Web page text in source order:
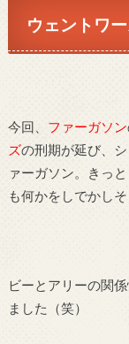
ウェントワ
今回、 ファーガソン
ズの刑期が延び、
ァーガソン。きっ
も何かをしでかしそ
ビーとアリーの関
ました（笑）